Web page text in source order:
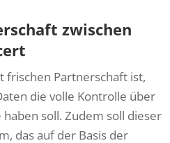
zwischen
frischen Partnerschaft ist,
die volle Kontrolle über
soll. Zudem soll dieser
das auf der Basis der